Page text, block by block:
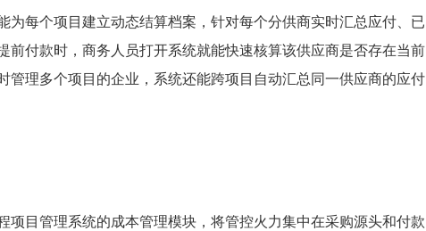
每个项目建立动态结算档案，针对每个分供商实时汇总应付、已
前付款时，商务人员打开系统就能快速核算该供应商是否存在当前
管理多个项目的企业，系统还能跨项目自动汇总同一供应商的应付
目管理系统的成本管理模块，将管控火力集中在采购源头和付款